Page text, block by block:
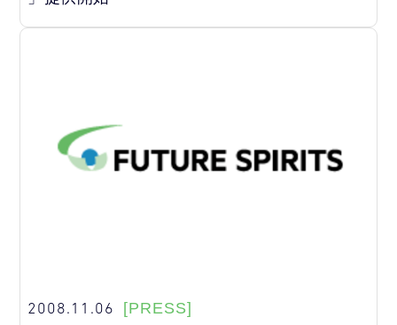
2008.11.06 [PRESS]